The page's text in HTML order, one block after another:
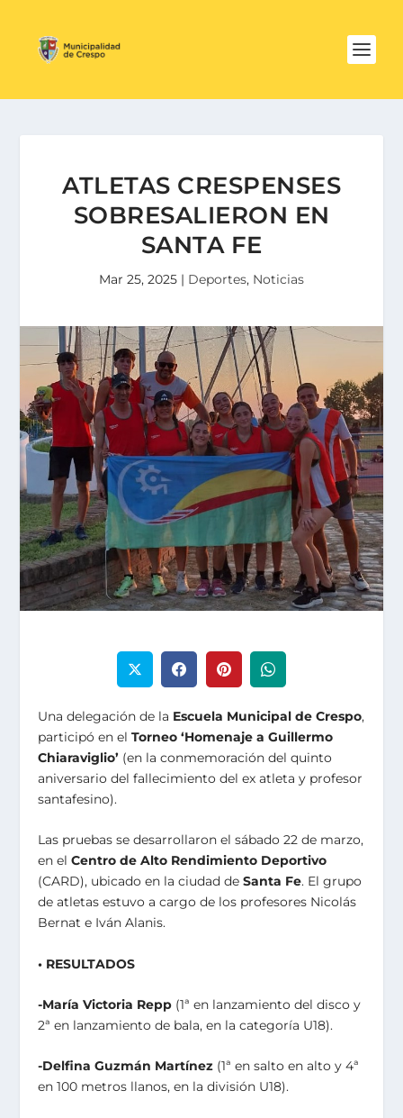
ATLETAS CRESPENSES
SOBRESALIERON EN
SANTA FE
Mar 25, 2025 | Deportes, Noticias
Una delegación de la Escuela Municipal de Crespo,
participó en elTorneo ‘Homenaje a Guillermo
Chiaraviglio’ (en la conmemoración del quinto
aniversario del fallecimiento del ex atleta y profesor
santafesino).
Las pruebas se desarrollaron el sábado 22 de marzo,
en elCentro de Alto Rendimiento Deportivo
(CARD), ubicado en la ciudad deSanta Fe. El grupo
de atletas estuvo a cargo de los profesores Nicolás
Bernat e Iván Alanis.
• RESULTADOS
-María Victoria Repp (1ª en lanzamiento del disco y
2ª en lanzamiento de bala, en la categoría U18).
-Delfina Guzmán Martínez (1ª en salto en alto y 4ª
en 100 metros llanos, en la división U18).